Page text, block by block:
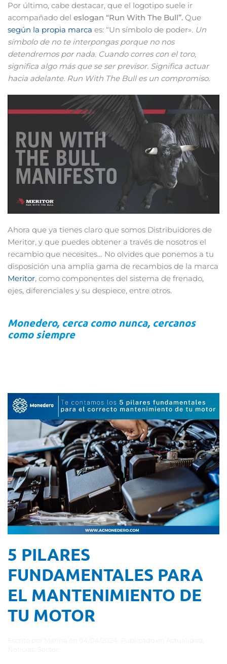
Por último, cabe destacar, que el logotipo suele ir
acompañado del eslogan “Run With The Bull”. Que
según la propia marca es: “Un símbolo de poder». Un
símbolo de no te interpongas porque no nos
detendremos por nada. Cuando corres con el toro,
significa algo más que se ser previsor. Significa actuar
hacia adelante. Run With The Bull es un compromiso.
Ahora que ya tienes claro que somos Distribuidores de
Meritor, y que puedes obtener a través de nosotros el
recambio que necesites… No olvides que ponemos a tu
disposición una amplia gama de recambios de la marca
Meritor, como componentes del sistema de frenado,
ejes, diferenciales y su despiece, entre otros.
Monedero, cerca como nunca, cercanos
como siempre
5 PILARES
FUNDAMENTALES PARA
EL MANTENIMIENTO DE
TU MOTOR